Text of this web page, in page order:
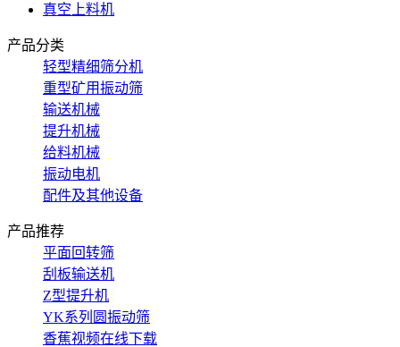
真空上料机
产品分类
轻型精细筛分机
重型矿用振动筛
输送机械
提升机械
给料机械
振动电机
配件及其他设备
产品推荐
平面回转筛
刮板输送机
Z型提升机
YK系列圆振动筛
香蕉视频在线下载